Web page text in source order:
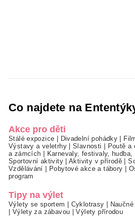
Co najdete na
Akce pro děti
Stálé expozice Divadelní pohádky
Výstavy a veletrhy|Slavnosti Poutě a
a zámcích
Karnevaly, festivaly, hudba,
Sportovní aktivity|Aktivity v přírodě |
Vzdělávání
Pobytové akce a tábory
program
Tipy na výlet
Výlety se sportem Cyklotrasy
Výlety za zábavou |Výlety přírodou